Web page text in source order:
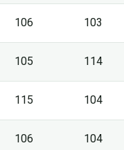
106 103
105 114
115 104
106 104